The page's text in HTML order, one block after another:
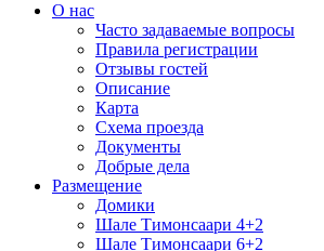
О нас
Часто задаваемые вопросы
Правила регистрации
Отзывы гостей
Описание
Карта
Схема проезда
Документы
Добрые дела
Размещение
Домики
Шале Тимонсаари 4+2
Шале Тимонсаари 6+2